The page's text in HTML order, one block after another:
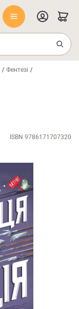
/ Фентезі /
ISBN 9786171707320